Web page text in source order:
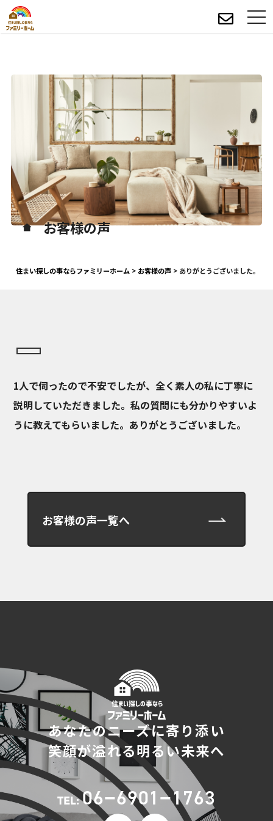
お客様の声
住まい探しの事ならファミリーホーム > お客様の声> ありがとうございました。
1人で伺ったので不安でしたが、全く素人の私に丁寧に
説明していただきました。私の質問にも分かりやすいよ
うに教えてもらいました。ありがとうございました。
お客様の声一覧へ
あなたのニーズに寄り添い
笑顔が溢れる明るい未来へ
TEL:06−6901−1763